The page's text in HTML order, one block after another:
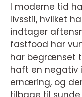
I moderne tid
livsstil, hvilket
indtager
fastfood har
har begrænset
haft en negativ
ernæring, og